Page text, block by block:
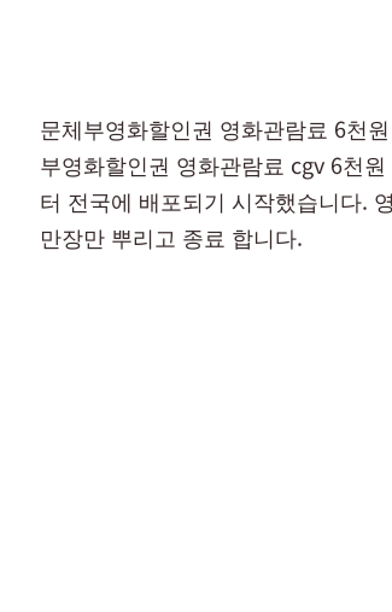
문체부영화할인권 영화관람료 6천
부영화할인권 영화관람료 cgv 6천
터 전국에 배포되기 시작했습니다.
만장만 뿌리고 종료 합니다.